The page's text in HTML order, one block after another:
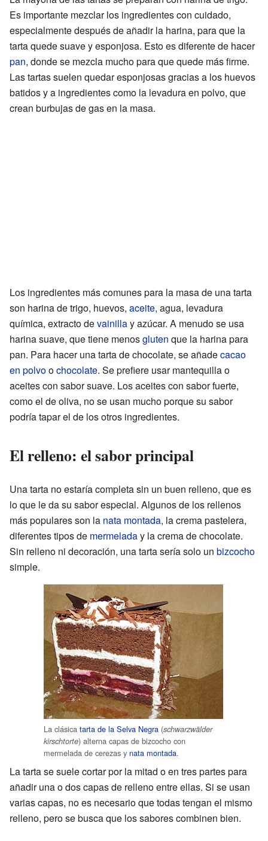
Es importante mezclar los ingredientes con cuidado,
especialmente después de añadir la harina, para que la
tarta quede suave y esponjosa. Esto es diferente de hacer
pan, donde se mezcla mucho para que quede más firme.
Las tartas suelen quedar esponjosas gracias a los huevos
batidos y a ingredientes como la levadura en polvo, que
crean burbujas de gas en la masa.
Los ingredientes más comunes para la masa de una tarta
son harina de trigo, huevos, aceite, agua, levadura
química, extracto devainillay azúcar. A menudo se usa
harina suave, que tiene menosgluten que la harina para
pan. Para hacer una tarta de chocolate, se añadecacao
en polvoochocolate. Se prefiere usar mantequilla o
aceites con sabor suave. Los aceites con sabor fuerte,
como el de oliva, no se usan mucho porque su sabor
podría tapar el de los otros ingredientes.
El relleno: el sabor principal
Una tarta no estaría completa sin un buen relleno, que es
lo que le da su sabor especial. Algunos de los rellenos
más populares son la nata montada, la crema pastelera,
diferentes tipos de mermeladay la crema de chocolate.
Sin relleno ni decoración, una tarta sería solo un bizcocho
simple.
La clásica tarta de la Selva Negra (schwarzwälder
kirschtorte) alterna capas de bizcocho con
mermelada de cerezas y nata montada.
La tarta se suele cortar por la mitad o en tres partes para
añadir una o dos capas de relleno entre ellas. Si se usan
varias capas, no es necesario que todas tengan el mismo
relleno, pero se busca que los sabores combinen bien.